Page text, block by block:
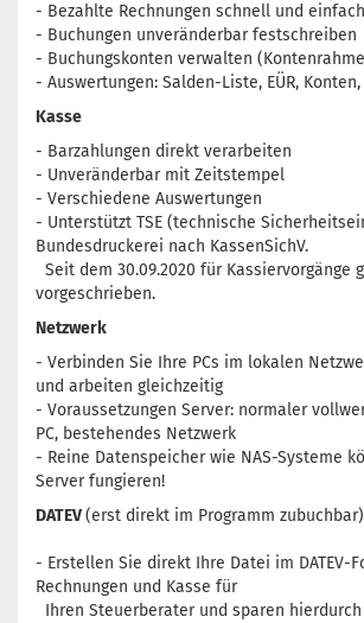
- Bezahlte Rechnungen schnell und
- Buchungen unveränderbar festschreiben
- Buchungskonten verwalten
- Auswertungen: Salden-Liste, EÜR,
Kasse
- Barzahlungen direkt verarbeiten
- Unveränderbar mit Zeitstempel
- Verschiedene Auswertungen
- Unterstützt TSE (technische
Bundesdruckerei nach KassenSichV.
Seit dem 30.09.2020 für Kassiervorgänge
vorgeschrieben.
Netzwerk
- Verbinden Sie Ihre PCs im lokalen
und arbeiten gleichzeitig
- Voraussetzungen Server: normaler
PC, bestehendes Netzwerk
- Reine Datenspeicher wie NAS-Systeme
Server fungieren!
DATEV(erst direkt im Programm
- Erstellen Sie direkt Ihre Datei im DATEV-
Rechnungen und Kasse für
Ihren Steuerberater und sparen